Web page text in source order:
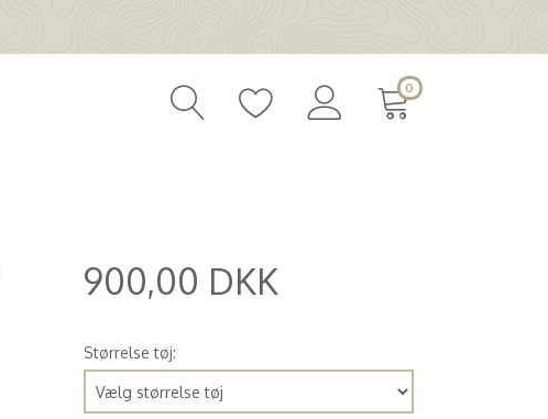
0
900,00 DKK
Størrelse tøj: